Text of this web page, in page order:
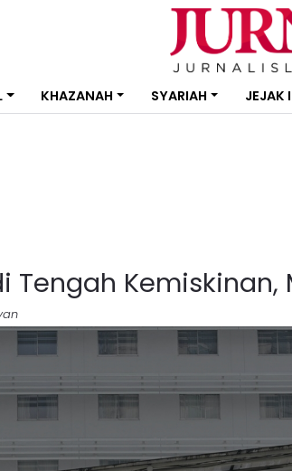
KHAZANAH SYARIAH JEJAK
Tengah Kemiskinan,